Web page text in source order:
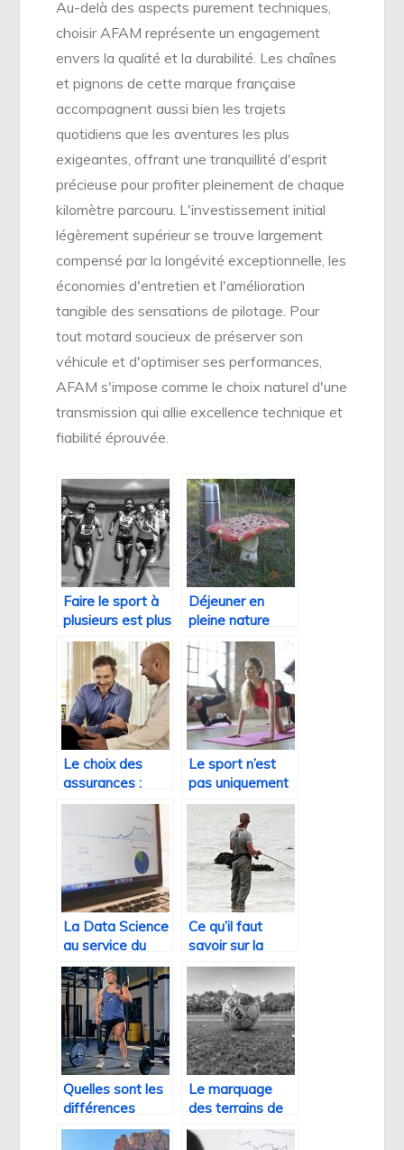
Au-delà des aspects purement techniques,
choisir AFAM représente un engagement
envers la qualité et la durabilité. Les chaînes
et pignons de cette marque française
accompagnent aussi bien les trajets
quotidiens que les aventures les plus
exigeantes, offrant une tranquillité d'esprit
précieuse pour profiter pleinement de chaque
kilomètre parcouru. L'investissement initial
légèrement supérieur se trouve largement
compensé par la longévité exceptionnelle, les
économies d'entretien et l'amélioration
tangible des sensations de pilotage. Pour
tout motard soucieux de préserver son
véhicule et d'optimiser ses performances,
AFAM s'impose comme le choix naturel d'une
transmission qui allie excellence technique et
fiabilité éprouvée.
Faire le sport à
plusieurs est plus
efficace que le
faire tout seul.
Déjeuner en
pleine nature
sans souci
Le choix des
assurances :
Assurance
habitation et
sport
Le sport n’est
pas uniquement
physique : la
beauté compte
aussi
La Data Science
au service du
Sport
Ce qu’il faut
savoir sur la
pêche sportive
Quelles sont les
différences
entre le cross
training et le
Le marquage
des terrains de
jeu et l’influence
de la mode dans